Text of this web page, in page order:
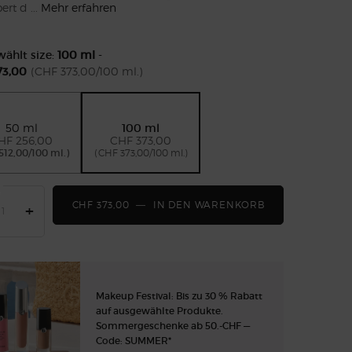
d ... Mehr erfahren
size: 100 ml-
(CHF 373,00/100 ml.)
Selected
50 ml
256,00
100 ml.)
, 1 of 2 Selected
100 ml
CHF 373,00
(CHF 373,00/100 ml.)
, 2 of 2
+ CHF 373,00 ― IN DEN WARENKORB
Makeup Festival: Bis zu 30 % Rabatt
auf ausgewählte Produkte.
Sommergeschenke ab 50.-CHF —
Code: SUMMER*